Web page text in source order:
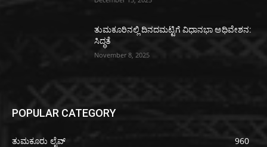
ತುಮಕೂರಿನಲ್ಲಿ ದಿನದಮಟ್ಟಿಗೆ ವಿಧಾನಭಾ ಅಧಿವೇಶನ:
ಸಿದ್ಧತೆ
November 8, 2025
POPULAR CATEGORY
ತುಮಕೂರು ಲೈವ್
960